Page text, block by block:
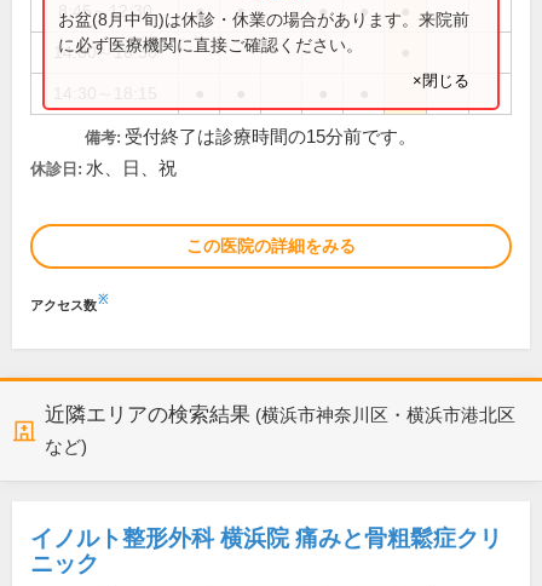
8:45～12:30 ● ● ● ●
14:00～16:30
お盆(8月中旬)は休診・休業の場合があります。来院前
に必ず医療機関に直接ご確認ください。
×閉じる
備考: 受付終了は診療時間の15分前です。
休診日: 水、日、祝
この医院の詳細をみる
アクセス数※
近隣エリアの検索結果 (横浜市神奈川区・横浜市港北区
など)
イノルト整形外科 横浜院 痛みと骨粗鬆症クリ
ニック